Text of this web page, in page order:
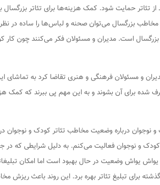
از تئاتر حمایت شود. کمک هزینه‌ها برای تئاتر
مخاطب بزرگسال می‌توان صحنه و لباس‌ها را ساده در
بزرگسال است. مدیران و مسئولان فکر می‌کنند
و مسئولان فرهنگی و هنری تقاضا کرد به تماشای
شده برای آن بشوند و به این مهم پی ببرند که کمک
و نوجوان درباره وضعیت مخاطب تئاتر کودک و
کودک و نوجوان فعالیت می‌کنم. به دلیل شرایطی که در
یواش وضعیت در حال بهبود است اما امکان تبلیغاتی
برای تبلیغ تئاتر بهره برد. این روند باعث ریزش